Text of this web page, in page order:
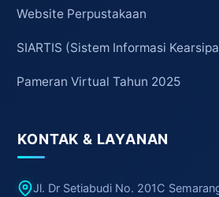
Website Perpustakaan
SIARTIS (Sistem Informasi
Pameran Virtual Tahun 2025
KONTAK & LAYANAN
Jl. Dr Setiabudi No. 201C